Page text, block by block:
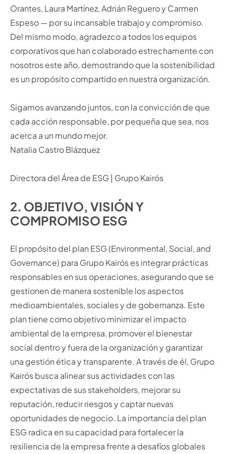
Orantes, Laura Martínez, Adrián Reguero y Carmen
Espeso — por su incansable trabajo y compromiso.
Del mismo modo, agradezco a todos los equipos
corporativos que han colaborado estrechamente con
nosotros este año, demostrando que la sostenibilidad
es un propósito compartido en nuestra organización.
Sigamos avanzando juntos, con la convicción de que
cada acción responsable, por pequeña que sea, nos
acerca a un mundo mejor.
Natalia Castro Blázquez
Directora del Área de ESG | Grupo Kairós
2. OBJETIVO, VISIÓN Y
COMPROMISO ESG
El propósito del plan ESG (Environmental, Social, and
Governance) para Grupo Kairós es integrar prácticas
responsables en sus operaciones, asegurando que se
gestionen de manera sostenible los aspectos
medioambientales, sociales y de gobernanza. Este
plan tiene como objetivo minimizar el impacto
ambiental de la empresa, promover el bienestar
social dentro y fuera de la organización y garantizar
una gestión ética y transparente. A través de él, Grupo
Kairós busca alinear sus actividades con las
expectativas de sus stakeholders, mejorar su
reputación, reducir riesgos y captar nuevas
oportunidades de negocio. La importancia del plan
ESG radica en su capacidad para fortalecer la
resiliencia de la empresa frente a desafíos globales